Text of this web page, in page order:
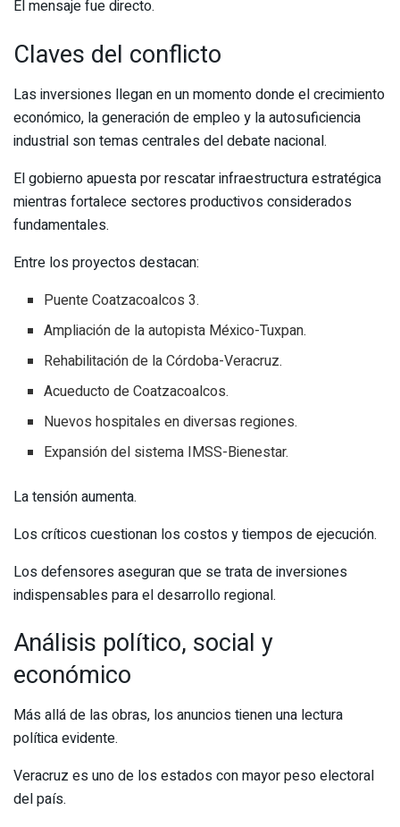
El mensaje fue directo.
Claves del conflicto
Las inversiones llegan en un momento donde el crecimiento
económico, la generación de empleo y la autosuficiencia
industrial son temas centrales del debate nacional.
El gobierno apuesta por rescatar infraestructura estratégica
mientras fortalece sectores productivos considerados
fundamentales.
Entre los proyectos destacan:
Puente Coatzacoalcos 3.
Ampliación de la autopista México-Tuxpan.
Rehabilitación de la Córdoba-Veracruz.
Acueducto de Coatzacoalcos.
Nuevos hospitales en diversas regiones.
Expansión del sistema IMSS-Bienestar.
La tensión aumenta.
Los críticos cuestionan los costos y tiempos de ejecución.
Los defensores aseguran que se trata de inversiones
indispensables para el desarrollo regional.
Análisis político, social y
económico
Más allá de las obras, los anuncios tienen una lectura
política evidente.
Veracruz es uno de los estados con mayor peso electoral
del país.